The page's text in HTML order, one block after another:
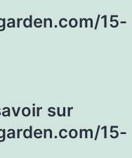
15-
sur
15-